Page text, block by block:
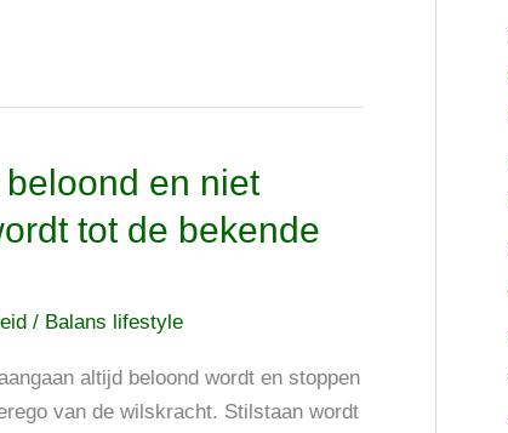
en niet
tot de bekende
/ Balans lifestyle
altijd beloond wordt en stoppen
van de wilskracht. Stilstaan wordt